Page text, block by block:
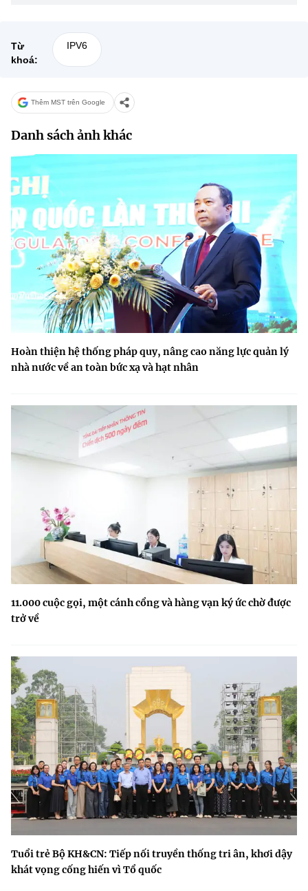
Từ
khoá:
IPV6
Thêm MST trên Google
Danh sách ảnh khác
Hoàn thiện hệ thống pháp quy, nâng cao năng lực quản lý
nhà nước về an toàn bức xạ và hạt nhân
11.000 cuộc gọi, một cánh cổng và hàng vạn ký ức chờ được
trở về
Tuổi trẻ Bộ KH&CN: Tiếp nối truyền thống tri ân, khơi dậy
khát vọng cống hiến vì Tổ quốc